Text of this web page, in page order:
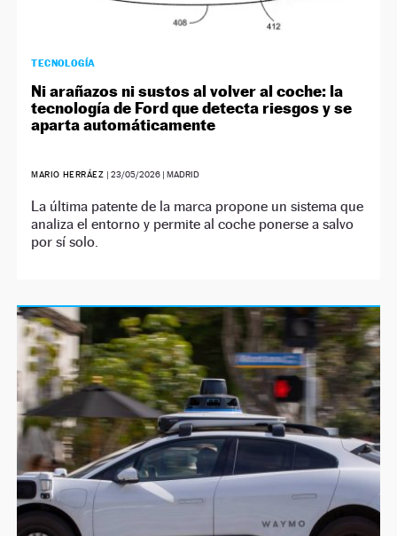
TECNOLOGÍA
Ni arañazos ni sustos al volver al coche: la
tecnología de Ford que detecta riesgos y se
aparta automáticamente
MARIO HERRÁEZ | 23/05/2026| MADRID
La última patente de la marca propone un sistema que
analiza el entorno y permite al coche ponerse a salvo
por sí solo.